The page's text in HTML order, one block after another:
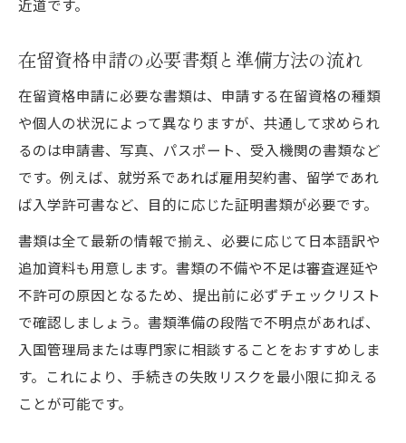
近道です。
在留資格申請の必要書類と準備方法の流れ
在留資格申請に必要な書類は、申請する在留資格の種類
や個人の状況によって異なりますが、共通して求められ
るのは申請書、写真、パスポート、受入機関の書類など
です。例えば、就労系であれば雇用契約書、留学であれ
ば入学許可書など、目的に応じた証明書類が必要です。
書類は全て最新の情報で揃え、必要に応じて日本語訳や
追加資料も用意します。書類の不備や不足は審査遅延や
不許可の原因となるため、提出前に必ずチェックリスト
で確認しましょう。書類準備の段階で不明点があれば、
入国管理局または専門家に相談することをおすすめしま
す。これにより、手続きの失敗リスクを最小限に抑える
ことが可能です。